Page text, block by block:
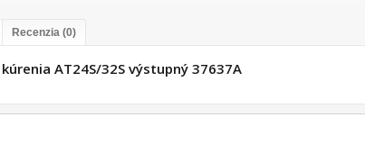
Recenzia (0)
AT24S/32S výstupný 37637A